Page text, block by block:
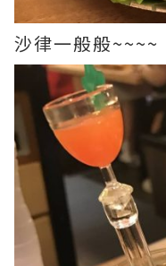
沙律一般般~~~~